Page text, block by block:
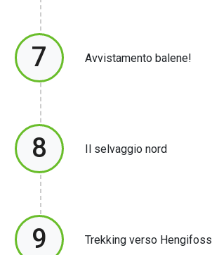
7 Avvistamento balene!
8 Il selvaggio nord
9 Trekking verso Hengifoss